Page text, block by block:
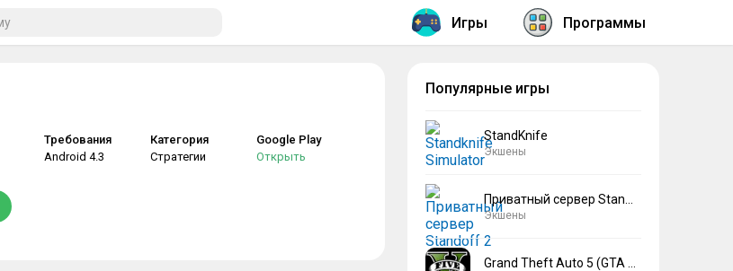
Игры Программы
Требования
Android 4.3
Категория
Стратегии
Google Play
Открыть
Популярные игры
StandKnife
Экшены
Экшены